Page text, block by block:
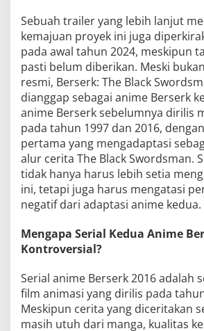
Sebuah trailer yang lebih lanjut
kemajuan proyek ini juga
pada awal tahun 2024, meskipun
pasti belum diberikan. Meski
resmi, Berserk: The Black
dianggap sebagai anime Berserk
anime Berserk sebelumnya dirilis
pada tahun 1997 dan 2016,
pertama yang mengadaptasi
alur cerita The Black Swordsman.
tidak hanya harus lebih setia
ini, tetapi juga harus mengatasi
negatif dari adaptasi anime kedua.
Mengapa Serial Kedua Anime
Kontroversial?
Serial anime Berserk 2016 adalah
film animasi yang dirilis pada
Meskipun cerita yang diceritakan
masih utuh dari manga, kualitas